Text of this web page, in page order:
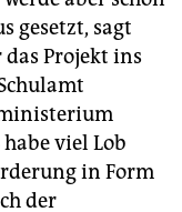
gesetzt, sagt
das Projekt ins
viel Lob
in Form
der